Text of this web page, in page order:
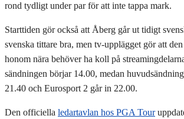
rond tydligt under par för att inte tappa mark.
Starttiden gör också att Åberg går ut tidigt
svenska tittare bra, men tv-upplägget gör att
honom nära behöver ha koll på
sändningen börjar 14.00, medan
21.40 och Eurosport 2 går in 22.00.
Den officiella ledartavlan hos PGA Tour